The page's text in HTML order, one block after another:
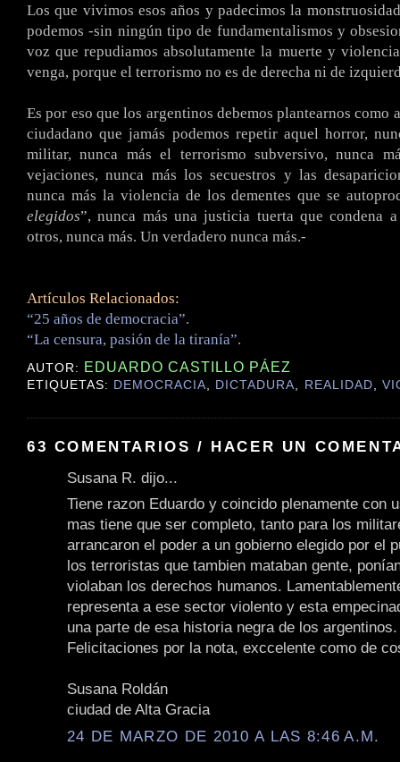
Los que vivimos esos años y padecimos la
podemos -sin ningún tipo de fundamentalismos y
voz que repudiamos absolutamente la muerte y
venga, porque el terrorismo no es de derecha ni de
Es por eso que los argentinos debemos plantearnos como
ciudadano que jamás podemos repetir aquel horror,
militar, nunca más el terrorismo subversivo, nunca
vejaciones, nunca más los secuestros y las
nunca más la violencia de los dementes que se
elegidos”, nunca más una justicia tuerta que condena
otros, nunca más. Un verdadero nunca más.-
Artículos Relacionados:
“25 años de democracia”.
“La censura, pasión de la tiranía”.
AUTOR: EDUARDO CASTILLO PÁEZ
ETIQUETAS: DEMOCRACIA, DICTADURA, REALIDAD,
63 COMENTARIOS / HACER UN
Susana R. dijo...
Tiene razon Eduardo y coincido plenamente con
mas tiene que ser completo, tanto para los
arrancaron el poder a un gobierno elegido por el
los terroristas que tambien mataban gente,
violaban los derechos humanos.
representa a ese sector violento y esta
una parte de esa historia negra de los argentinos.
Felicitaciones por la nota, exccelente como de
Susana Roldán
ciudad de Alta Gracia
24 DE MARZO DE 2010 A LAS 8:46 A.M.